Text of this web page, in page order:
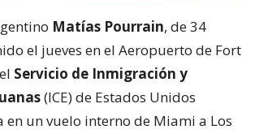
Matías Pourrain, de 34
el jueves en el Aeropuerto de Fort
Servicio de Inmigración y
(ICE) de Estados Unidos
en un vuelo interno de Miami a Los